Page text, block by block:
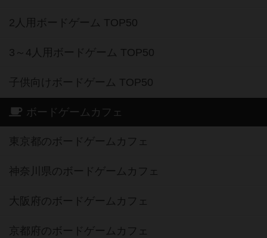
2人用ボードゲーム TOP50
3～4人用ボードゲーム TOP50
子供向けボードゲーム TOP50
ボードゲームカフェ
東京都のボードゲームカフェ
神奈川県のボードゲームカフェ
大阪府のボードゲームカフェ
京都府のボードゲームカフェ